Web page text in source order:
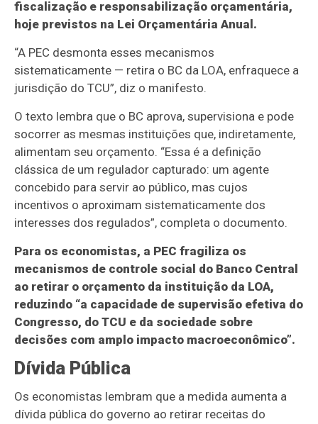
fiscalização e responsabilização orçamentária,
hoje previstos na Lei Orçamentária Anual.
“A PEC desmonta esses mecanismos
sistematicamente — retira o BC da LOA, enfraquece a
jurisdição do TCU”, diz o manifesto.
O texto lembra que o BC aprova, supervisiona e pode
socorrer as mesmas instituições que, indiretamente,
alimentam seu orçamento. “Essa é a definição
clássica de um regulador capturado: um agente
concebido para servir ao público, mas cujos
incentivos o aproximam sistematicamente dos
interesses dos regulados”, completa o documento.
Para os economistas, a PEC fragiliza os
mecanismos de controle social do Banco Central
ao retirar o orçamento da instituição da LOA,
reduzindo “a capacidade de supervisão efetiva do
Congresso, do TCU e da sociedade sobre
decisões com amplo impacto macroeconômico”.
Dívida Pública
Os economistas lembram que a medida aumenta a
dívida pública do governo ao retirar receitas do